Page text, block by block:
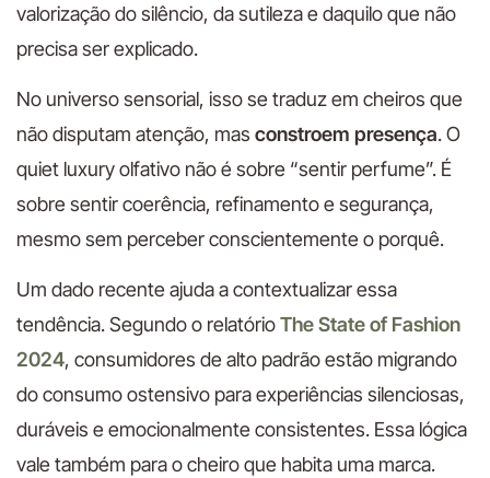
valorização do silêncio, da sutileza e daquilo que não
precisa ser explicado.
No universo sensorial, isso se traduz em cheiros que
não disputam atenção, mas constroem presença. O
quiet luxury olfativo não é sobre “sentir perfume”. É
sobre sentir coerência, refinamento e segurança,
mesmo sem perceber conscientemente o porquê.
Um dado recente ajuda a contextualizar essa
tendência. Segundo o relatórioThe State of Fashion
2024, consumidores de alto padrão estão migrando
do consumo ostensivo para experiências silenciosas,
duráveis e emocionalmente consistentes. Essa lógica
vale também para o cheiro que habita uma marca.